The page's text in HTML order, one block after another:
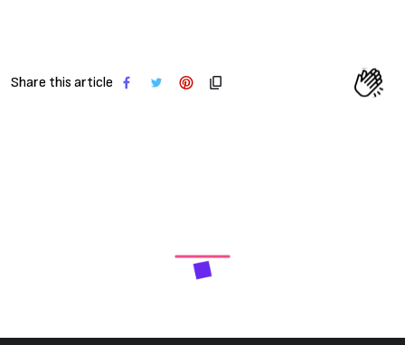
Share this article
Next Article